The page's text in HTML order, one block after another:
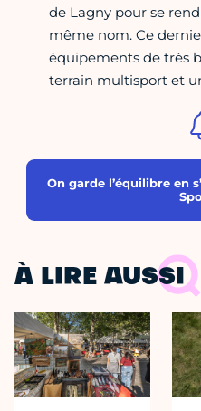
de Lagny pour se
même nom. Ce
équipements de très
terrain multisport et
On garde l’équilibre en
À LIRE AUSSI